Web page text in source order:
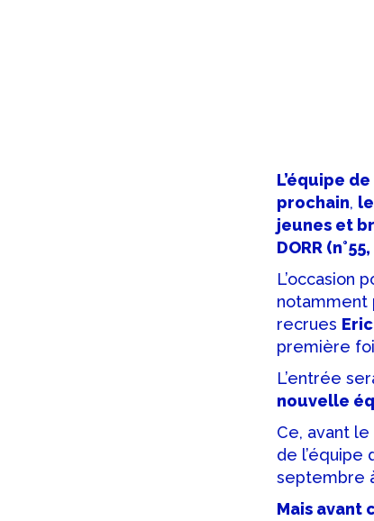
L’équipe de
prochain,
jeunes et
DORR
L’occasion
notamment
recrues
première
L’entrée
nouvelle
Ce, avant
de l’équipe
septembre
Mais avant